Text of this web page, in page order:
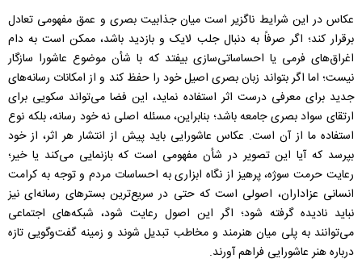
عکاس در این شرایط ناگزیر است میان جذابیت بصری و عمق مفهومی تعادل
برقرار کند؛ اگر صرفاً به دنبال جلب لایک و بازدید باشد، ممکن است به دام
اغراق‌های فرمی یا احساساتی‌سازی بیفتد که با شأن موضوع عاشورا سازگار
نیست؛ اما اگر بتواند زبان بصری اصیل خود را حفظ کند و از امکانات رسانه‌های
جدید برای معرفی درست اثر استفاده نماید، این فضا می‌تواند سکویی برای
ارتقای سواد بصری جامعه باشد؛ بنابراین، مسئله اصلی نه خود رسانه، بلکه نوع
استفاده ما از آن است. عکاس عاشورایی باید پیش از انتشار هر اثر، از خود
بپرسد که آیا این تصویر در شأن مفهومی است که بازنمایی می‌کند یا خیر؛
رعایت حرمت سوژه، پرهیز از نگاه ابزاری به احساسات مردم و توجه به کرامت
انسانی عزاداران، اصولی است که حتی در سریع‌ترین بسترهای رسانه‌ای نیز
نباید نادیده گرفته شود؛ اگر این اصول رعایت شود، شبکه‌های اجتماعی
می‌توانند به پلی میان هنرمند و مخاطب تبدیل شوند و زمینه گفت‌وگویی تازه
درباره هنر عاشورایی فراهم آورند.